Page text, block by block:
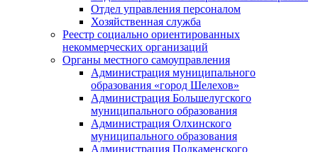
Отдел управления персоналом
Хозяйственная служба
Реестр социально ориентированных
некоммерческих организаций
Органы местного самоуправления
Администрация муниципального
образования «город Шелехов»
Администрация Большелугского
муниципального образования
Администрация Олхинского
муниципального образования
Администрация Подкаменского